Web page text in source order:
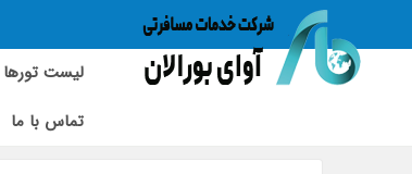
قهوه | داستان قهوه | اسپرسو | کاپوچینو | قسمت
لیست تورها
تماس با ما